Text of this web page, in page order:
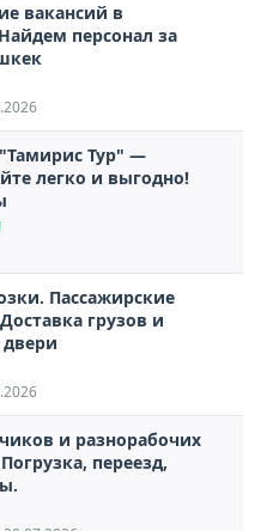
вакансий в
персонал за
Тур" —
легко и выгодно!
и разнорабочих
переезд,